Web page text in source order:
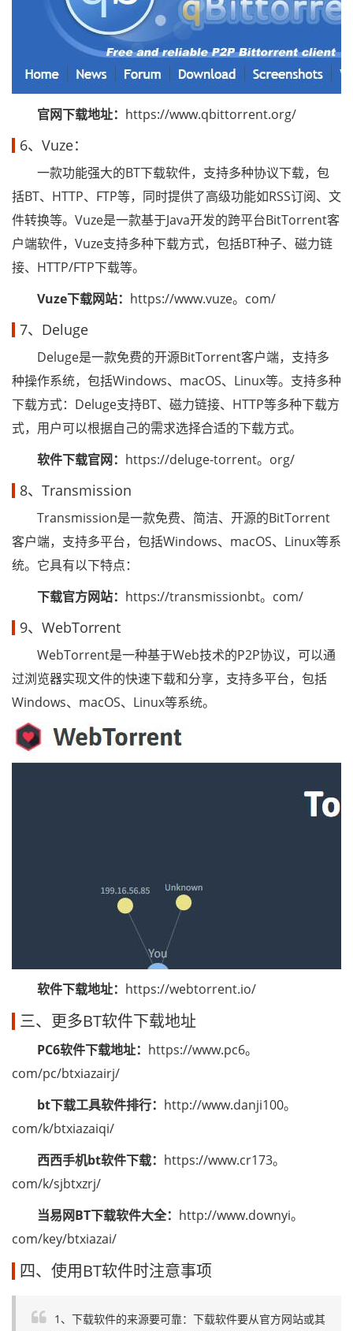
官网下载地址： https://www.qbittorrent.org/
6、Vuze：
一款功能强大的BT下载软件，支持多种协议下载，包
括BT、HTTP、FTP等，同时提供了高级功能如RSS订阅、文
件转换等。Vuze是一款基于Java开发的跨平台BitTorrent客
户端软件，Vuze支持多种下载方式，包括BT种子、磁力链
接、HTTP/FTP下载等。
Vuze下载网站： https://www.vuze。com/
7、Deluge
Deluge是一款免费的开源BitTorrent客户端，支持多
种操作系统，包括Windows、macOS、Linux等。支持多种
下载方式：Deluge支持BT、磁力链接、HTTP等多种下载方
式，用户可以根据自己的需求选择合适的下载方式。
软件下载官网： https://deluge-torrent。org/
8、Transmission
Transmission是一款免费、简洁、开源的BitTorrent
客户端，支持多平台，包括Windows、macOS、Linux等系
统。它具有以下特点：
下载官方网站： https://transmissionbt。com/
9、WebTorrent
WebTorrent是一种基于Web技术的P2P协议，可以通
过浏览器实现文件的快速下载和分享，支持多平台，包括
Windows、macOS、Linux等系统。
软件下载地址： https://webtorrent.io/
三、更多BT软件下载地址
PC6软件下载地址： https://www.pc6。
com/pc/btxiazairj/
bt下载工具软件排行： http://www.danji100。
com/k/btxiazaiqi/
西西手机bt软件下载： https://www.cr173。
com/k/sjbtxzrj/
当易网BT下载软件大全： http://www.downyi。
com/key/btxiazai/
四、使用BT软件时注意事项
1、下载软件的来源要可靠：下载软件要从官方网站或其